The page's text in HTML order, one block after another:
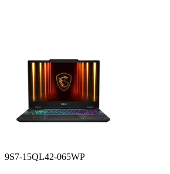
9S7-15QL42-065WP